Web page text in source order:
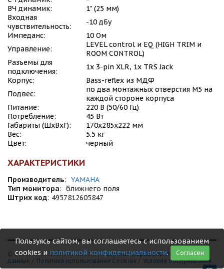
ВЧ динамик:
1" (25 мм)
Входная
чувствительность:
-10 дБу
Импеданс:
10 Ом
Управление:
LEVEL control и EQ (HIGH TRIM и
ROOM CONTROL)
Разъемы для
подключения:
1х 3-pin XLR, 1х TRS Jack
Корпус:
Bass-reflex из МДФ
Подвес:
по два монтажных отверстия М5 на
каждой стороне корпуса
Питание:
220 В (50/60 Гц)
Потребление:
45 Вт
Габариты (ШхВхГ):
170х285х222 мм
Вес:
5.5 кг
Цвет:
черный
ХАРАКТЕРИСТИКИ
Производитель: YAMAHA
Тип монитора: ближнего поля
Штрих код: 4957812605847
© 1999 - 2026 Shamray Guitars /Политика обработки персональных
данных
Политика использования Сookies Условия обслуживания
Пользуясь сайтом, вы соглашаетесь с использованием
cookies и политикой конфиденциальности. Согласен